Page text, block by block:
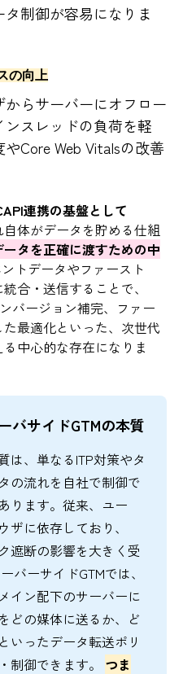
制御が容易になりま
の向上
らサーバーにオフロー
ンスレッドの負荷を軽
Core Web Vitalsの改善
連携の基盤として
体がデータを貯める仕組
タを正確に渡すための中
トデータやファースト
合・送信することで、
バージョン補完、ファー
最適化といった、 次世代
中心的な存在になりま
バサイドGTMの本質
は、単なるITP対策やタ
の流れを自社で制御で
ります。従来、ユー
に依存しており、
遮断の影響を大きく受
バーサイドGTMでは、
イン配下のサーバーに
どの媒体に送るか、ど
いったデータ転送ポリ
制御できます。 つま